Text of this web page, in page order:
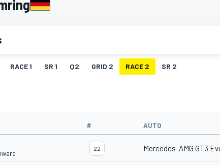
RACE 1 SR 1 Q2 GRID 2 RACE 2 SR 2
# AUTO
22 Mercedes-AMG GT3